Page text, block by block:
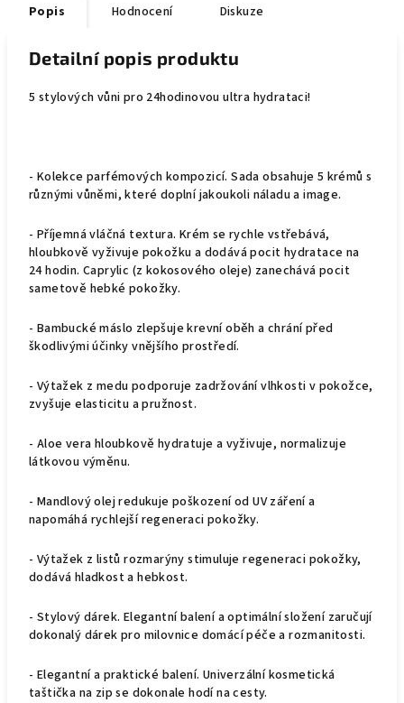
Popis Hodnocení Diskuze
Detailní popis produktu
5 stylových vůni pro 24hodinovou ultra hydrataci!
- Kolekce parfémových kompozicí. Sada obsahuje 5 krémů s
různými vůněmi, které doplní jakoukoli náladu a image.
- Příjemná vláčná textura. Krém se rychle vstřebává,
hloubkově vyživuje pokožku a dodává pocit hydratace na
24 hodin. Caprylic (z kokosového oleje) zanechává pocit
sametově hebké pokožky.
- Bambucké máslo zlepšuje krevní oběh a chrání před
škodlivými účinky vnějšího prostředí.
- Výtažek z medu podporuje zadržování vlhkosti v pokožce,
zvyšuje elasticitu a pružnost.
- Aloe vera hloubkově hydratuje a vyživuje, normalizuje
látkovou výměnu.
- Mandlový olej redukuje poškození od UV záření a
napomáhá rychlejší regeneraci pokožky.
- Výtažek z listů rozmarýny stimuluje regeneraci pokožky,
dodává hladkost a hebkost.
- Stylový dárek. Elegantní balení a optimální složení zaručují
dokonalý dárek pro milovnice domácí péče a rozmanitosti.
- Elegantní a praktické balení. Univerzální kosmetická
taštička na zip se dokonale hodí na cesty.